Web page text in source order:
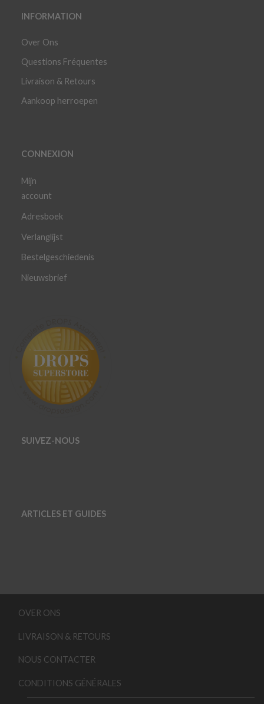
INFORMATION
Over Ons
Questions Fréquentes
Livraison & Retours
Aankoop herroepen
CONNEXION
Mijn
account
Adresboek
Verlanglijst
Bestelgeschiedenis
Nieuwsbrief
SUIVEZ-NOUS
ARTICLES ET GUIDES
OVER ONS
LIVRAISON & RETOURS
NOUS CONTACTER
CONDITIONS GÉNÉRALES